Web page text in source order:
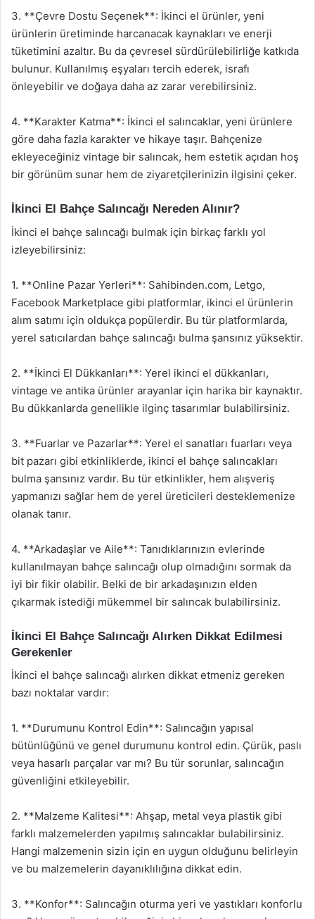
3. **Çevre Dostu Seçenek**: İkinci el ürünler, yeni
ürünlerin üretiminde harcanacak kaynakları ve enerji
tüketimini azaltır. Bu da çevresel sürdürülebilirliğe katkıda
bulunur. Kullanılmış eşyaları tercih ederek, israfı
önleyebilir ve doğaya daha az zarar verebilirsiniz.
4. **Karakter Katma**: İkinci el salıncaklar, yeni ürünlere
göre daha fazla karakter ve hikaye taşır. Bahçenize
ekleyeceğiniz vintage bir salıncak, hem estetik açıdan hoş
bir görünüm sunar hem de ziyaretçilerinizin ilgisini çeker.
İkinci El Bahçe Salıncağı Nereden Alınır?
İkinci el bahçe salıncağı bulmak için birkaç farklı yol
izleyebilirsiniz:
1. **Online Pazar Yerleri**: Sahibinden.com, Letgo,
Facebook Marketplace gibi platformlar, ikinci el ürünlerin
alım satımı için oldukça popülerdir. Bu tür platformlarda,
yerel satıcılardan bahçe salıncağı bulma şansınız yüksektir.
2. **İkinci El Dükkanları**: Yerel ikinci el dükkanları,
vintage ve antika ürünler arayanlar için harika bir kaynaktır.
Bu dükkanlarda genellikle ilginç tasarımlar bulabilirsiniz.
3. **Fuarlar ve Pazarlar**: Yerel el sanatları fuarları veya
bit pazarı gibi etkinliklerde, ikinci el bahçe salıncakları
bulma şansınız vardır. Bu tür etkinlikler, hem alışveriş
yapmanızı sağlar hem de yerel üreticileri desteklemenize
olanak tanır.
4. **Arkadaşlar ve Aile**: Tanıdıklarınızın evlerinde
kullanılmayan bahçe salıncağı olup olmadığını sormak da
iyi bir fikir olabilir. Belki de bir arkadaşınızın elden
çıkarmak istediği mükemmel bir salıncak bulabilirsiniz.
İkinci El Bahçe Salıncağı Alırken Dikkat Edilmesi
Gerekenler
İkinci el bahçe salıncağı alırken dikkat etmeniz gereken
bazı noktalar vardır:
1. **Durumunu Kontrol Edin**: Salıncağın yapısal
bütünlüğünü ve genel durumunu kontrol edin. Çürük, paslı
veya hasarlı parçalar var mı? Bu tür sorunlar, salıncağın
güvenliğini etkileyebilir.
2. **Malzeme Kalitesi**: Ahşap, metal veya plastik gibi
farklı malzemelerden yapılmış salıncaklar bulabilirsiniz.
Hangi malzemenin sizin için en uygun olduğunu belirleyin
ve bu malzemelerin dayanıklılığına dikkat edin.
3. **Konfor**: Salıncağın oturma yeri ve yastıkları konforlu